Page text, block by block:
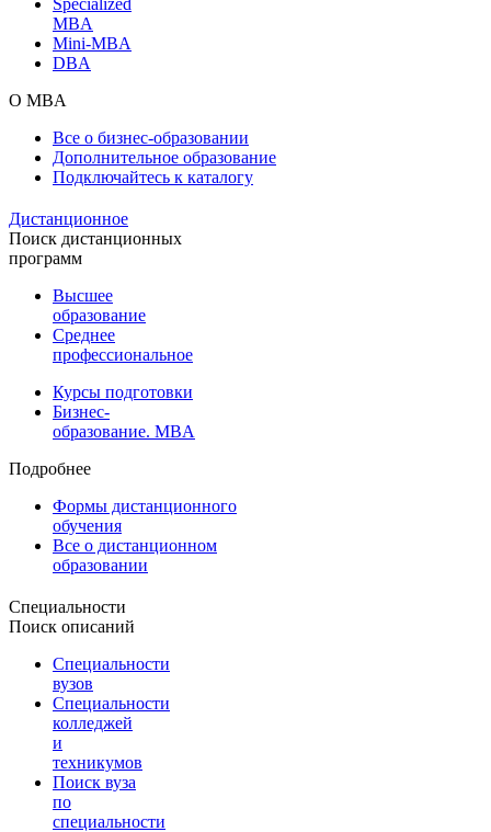
MBA
Mini-MBA
DBA
О MBA
Все о бизнес-образовании
Дополнительное образование
Подключайтесь к каталогу
Дистанционное
Поиск дистанционных
программ
Высшее
образование
Среднее
профессиональное
Курсы подготовки
Бизнес-
образование. MBA
Подробнее
Формы дистанционного
обучения
Все о дистанционном
образовании
Специальности
Поиск описаний
Специальности
вузов
Специальности
колледжей
и
техникумов
Поиск вуза
по
специальности